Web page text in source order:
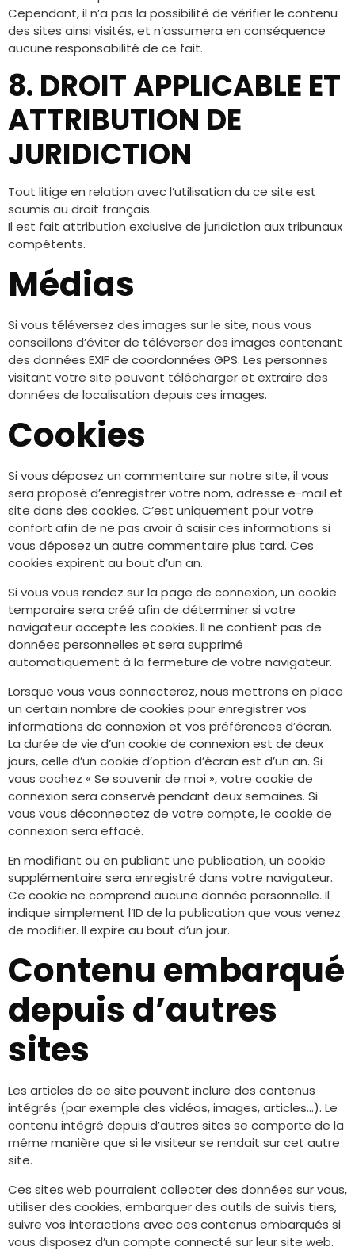
Cependant, il n’a pas la possibilité de vérifier le contenu
des sites ainsi visités, et n’assumera en conséquence
aucune responsabilité de ce fait.
8. DROIT APPLICABLE ET
ATTRIBUTION DE
JURIDICTION
Tout litige en relation avec l’utilisation du ce site est
soumis au droit français.
Il est fait attribution exclusive de juridiction aux tribunaux
compétents.
Médias
Si vous téléversez des images sur le site, nous vous
conseillons d’éviter de téléverser des images contenant
des données EXIF de coordonnées GPS. Les personnes
visitant votre site peuvent télécharger et extraire des
données de localisation depuis ces images.
Cookies
Si vous déposez un commentaire sur notre site, il vous
sera proposé d’enregistrer votre nom, adresse e-mail et
site dans des cookies. C’est uniquement pour votre
confort afin de ne pas avoir à saisir ces informations si
vous déposez un autre commentaire plus tard. Ces
cookies expirent au bout d’un an.
Si vous vous rendez sur la page de connexion, un cookie
temporaire sera créé afin de déterminer si votre
navigateur accepte les cookies. Il ne contient pas de
données personnelles et sera supprimé
automatiquement à la fermeture de votre navigateur.
Lorsque vous vous connecterez, nous mettrons en place
un certain nombre de cookies pour enregistrer vos
informations de connexion et vos préférences d’écran.
La durée de vie d’un cookie de connexion est de deux
jours, celle d’un cookie d’option d’écran est d’un an. Si
vous cochez « Se souvenir de moi », votre cookie de
connexion sera conservé pendant deux semaines. Si
vous vous déconnectez de votre compte, le cookie de
connexion sera effacé.
En modifiant ou en publiant une publication, un cookie
supplémentaire sera enregistré dans votre navigateur.
Ce cookie ne comprend aucune donnée personnelle. Il
indique simplement l’ID de la publication que vous venez
de modifier. Il expire au bout d’un jour.
Contenu embarqué
depuis d’autres
sites
Les articles de ce site peuvent inclure des contenus
intégrés (par exemple des vidéos, images, articles…). Le
contenu intégré depuis d’autres sites se comporte de la
même manière que si le visiteur se rendait sur cet autre
site.
Ces sites web pourraient collecter des données sur vous,
utiliser des cookies, embarquer des outils de suivis tiers,
suivre vos interactions avec ces contenus embarqués si
vous disposez d’un compte connecté sur leur site web.